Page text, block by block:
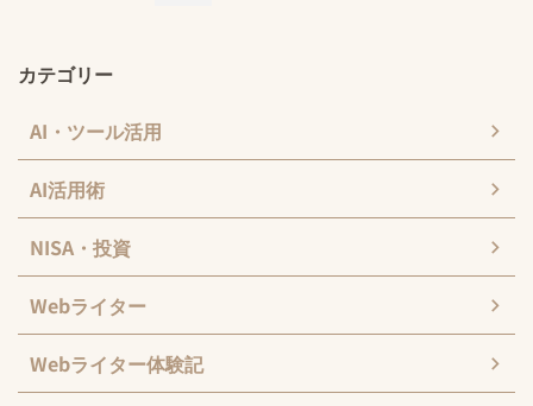
カテゴリー
AI・ツール活用
AI活用術
NISA・投資
Webライター
Webライター体験記